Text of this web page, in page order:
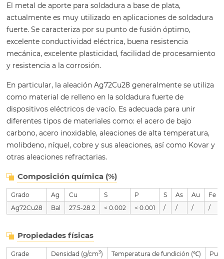
El metal de aporte para soldadura a base de plata,
actualmente es muy utilizado en aplicaciones de soldadura
fuerte. Se caracteriza por su punto de fusión óptimo,
excelente conductividad eléctrica, buena resistencia
mecánica, excelente plasticidad, facilidad de procesamiento
y resistencia a la corrosión.
En particular, la aleación Ag72Cu28 generalmente se utiliza
como material de relleno en la soldadura fuerte de
dispositivos eléctricos de vacío. Es adecuada para unir
diferentes tipos de materiales como: el acero de bajo
carbono, acero inoxidable, aleaciones de alta temperatura,
molibdeno, níquel, cobre y sus aleaciones, así como Kovar y
otras aleaciones refractarias.
Composición química (%)
Grado Ag Cu S P S As Au
Fe
Ag72Cu28
Bal 27.5-28.2 < 0.002 < 0.001 / / / /
Propiedades físicas
Grade Densidad (g/cm3) Temperatura de fundición (℃)